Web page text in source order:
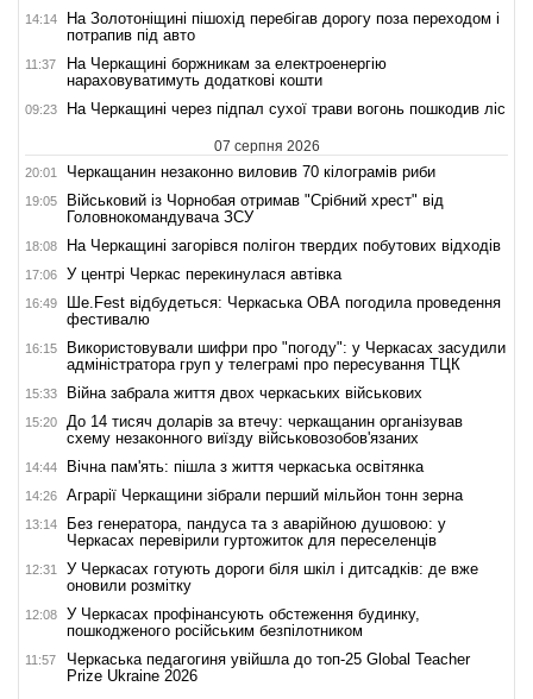
14:14
На Золотоніщині пішохід перебігав дорогу поза переходом і
потрапив під авто
11:37
На Черкащині боржникам за електроенергію
нараховуватимуть додаткові кошти
09:23 На Черкащині через підпал сухої трави вогонь пошкодив ліс
07 серпня 2026
20:01 Черкащанин незаконно виловив 70 кілограмів риби
19:05
Військовий із Чорнобая отримав "Срібний хрест" від
Головнокомандувача ЗСУ
18:08 На Черкащині загорівся полігон твердих побутових відходів
17:06 У центрі Черкас перекинулася автівка
16:49
Ше.Fest відбудеться: Черкаська ОВА погодила проведення
фестивалю
16:15
Використовували шифри про "погоду": у Черкасах засудили
адміністратора груп у телеграмі про пересування ТЦК
15:33 Війна забрала життя двох черкаських військових
15:20
До 14 тисяч доларів за втечу: черкащанин організував
схему незаконного виїзду військовозобов'язаних
14:44 Вічна пам'ять: пішла з життя черкаська освітянка
14:26 Аграрії Черкащини зібрали перший мільйон тонн зерна
13:14
Без генератора, пандуса та з аварійною душовою: у
Черкасах перевірили гуртожиток для переселенців
12:31
У Черкасах готують дороги біля шкіл і дитсадків: де вже
оновили розмітку
12:08
У Черкасах профінансують обстеження будинку,
пошкодженого російським безпілотником
11:57
Черкаська педагогиня увійшла до топ-25 Global Teacher
Prize Ukraine 2026